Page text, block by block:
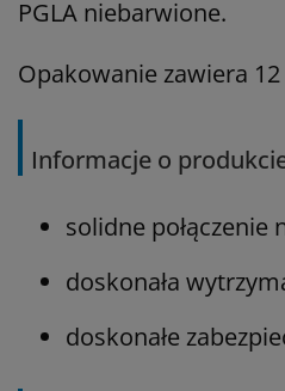
PGLA niebarwione.
Opakowanie zawiera
Informacje o
solidne połączenie
doskonała
doskonałe